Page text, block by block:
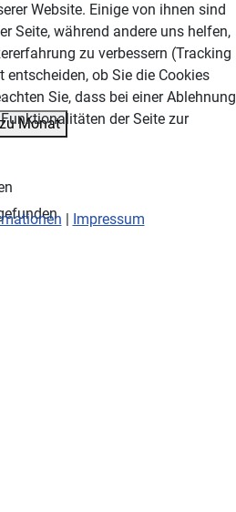
Monat
Website. Einige von ihnen sind
Seite, während andere uns helfen,
zu verbessern (Tracking
entscheiden, ob Sie die Cookies
Sie, dass bei einer Ablehnung
der Seite zur
| Impressum